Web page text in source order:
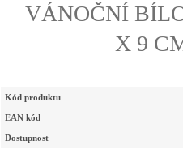
VÁNOČNÍ
X 9
Kód produktu
EAN kód
Dostupnost